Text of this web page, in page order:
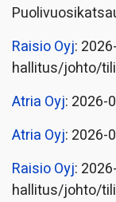
Raisio Oyj:
hallitus/johto/
Atria Oyj: 2026-
Atria Oyj: 2026-
Raisio Oyj:
hallitus/johto/